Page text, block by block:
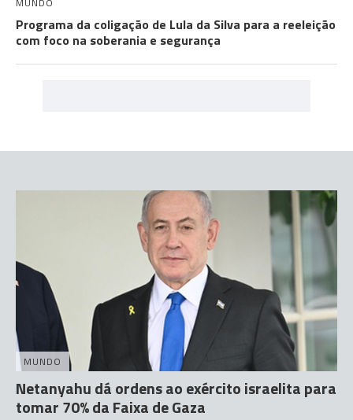
Programa da coligação de Lula da Silva para a reeleição
com foco na soberania e segurança
MUNDO
Netanyahu dá ordens ao exército israelita para
tomar 70% da Faixa de Gaza